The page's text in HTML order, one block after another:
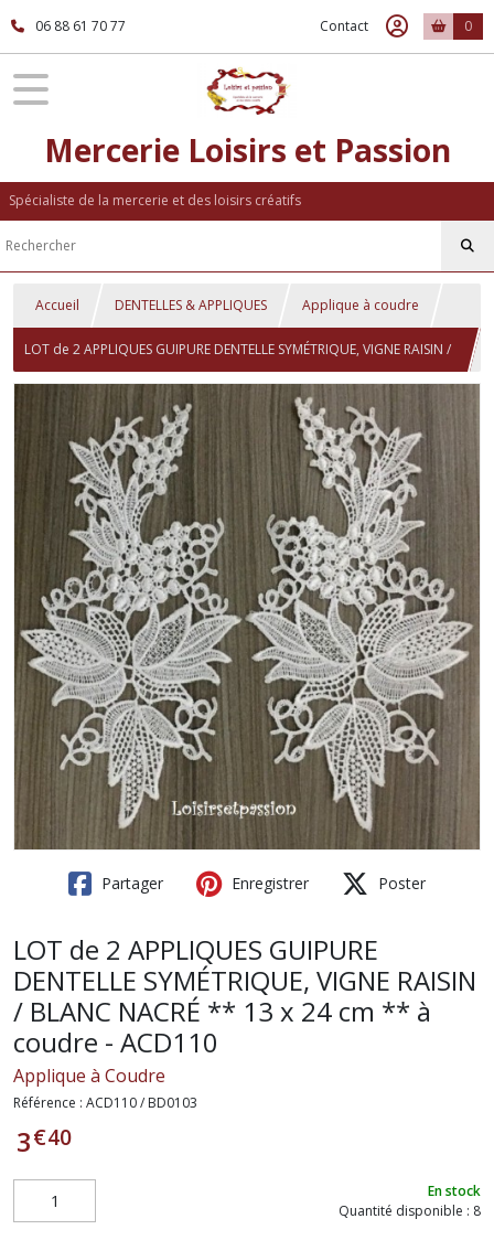
06 88 61 70 77 Contact 0
Mercerie Loisirs et Passion
Spécialiste de la mercerie et des loisirs créatifs
Accueil DENTELLES & APPLIQUES Applique à coudre
LOT de 2 APPLIQUES GUIPURE DENTELLE SYMÉTRIQUE, VIGNE RAISIN /
BLANC NACRÉ ** 13 x 24 cm ** à coudre - ACD110
Partager Enregistrer Poster
LOT de 2 APPLIQUES GUIPURE
DENTELLE SYMÉTRIQUE, VIGNE RAISIN
/ BLANC NACRÉ ** 13 x 24 cm ** à
coudre - ACD110
Applique à Coudre
Référence : ACD110 / BD0103
3€40
En stock
Quantité disponible : 8